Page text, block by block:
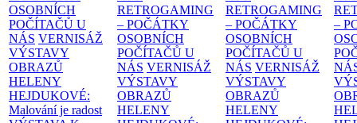
OSOBNÍCH
POČÍTAČŮ U
NÁS VERNISÁŽ
VÝSTAVY
OBRAZŮ
HELENY
HEJDUKOVÉ:
Malování je radost
RETROGAMING
– POČÁTKY
OSOBNÍCH
POČÍTAČŮ U
NÁS VERNISÁŽ
VÝSTAVY
OBRAZŮ
HELENY
RETROGAMING
– POČÁTKY
OSOBNÍCH
POČÍTAČŮ U
NÁS VERNISÁŽ
VÝSTAVY
OBRAZŮ
HELENY
–